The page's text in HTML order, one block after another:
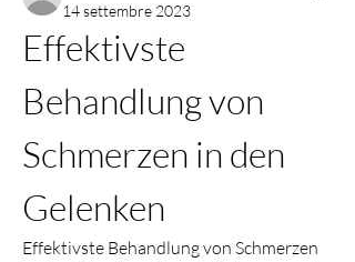
14 settembre 2023
Effektivste
Behandlung von
Schmerzen in den
Gelenken
Effektivste Behandlung von Schmerzen